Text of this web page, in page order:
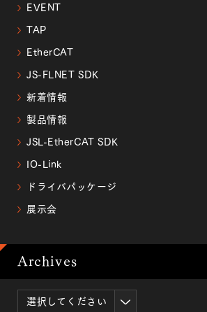
EVENT
TAP
EtherCAT
JS-FLNET SDK
新着情報
製品情報
JSL-EtherCAT SDK
IO-Link
ドライバパッケージ
展示会
Archives
選択してください